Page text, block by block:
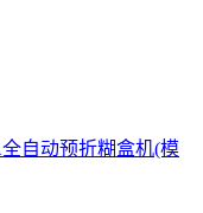
自动预折糊盒机(模